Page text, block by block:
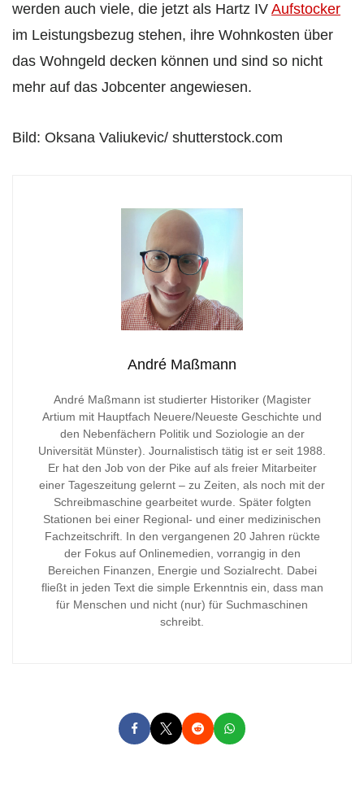
werden auch viele, die jetzt als Hartz IV Aufstocker
im Leistungsbezug stehen, ihre Wohnkosten über
das Wohngeld decken können und sind so nicht
mehr auf das Jobcenter angewiesen.
Bild: Oksana Valiukevic/ shutterstock.com
André Maßmann
André Maßmann ist studierter Historiker (Magister
Artium mit Hauptfach Neuere/Neueste Geschichte und
den Nebenfächern Politik und Soziologie an der
Universität Münster). Journalistisch tätig ist er seit 1988.
Er hat den Job von der Pike auf als freier Mitarbeiter
einer Tageszeitung gelernt – zu Zeiten, als noch mit der
Schreibmaschine gearbeitet wurde. Später folgten
Stationen bei einer Regional- und einer medizinischen
Fachzeitschrift. In den vergangenen 20 Jahren rückte
der Fokus auf Onlinemedien, vorrangig in den
Bereichen Finanzen, Energie und Sozialrecht. Dabei
fließt in jeden Text die simple Erkenntnis ein, dass man
für Menschen und nicht (nur) für Suchmaschinen
schreibt.